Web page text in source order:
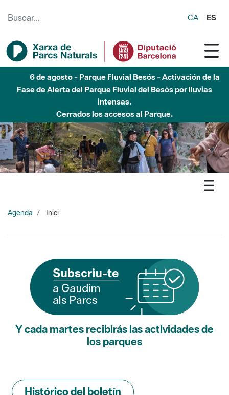
CA ES
6 de agosto - Parque Fluvial Besós - Activación de la
Fase de Alerta del Parque Fluvial del Besòs por lluvias
intensas.
Cerrados los accesos al Parque.
Agenda Inici
Y cada martes recibirás las actividades de
los parques
Histórico del boletín